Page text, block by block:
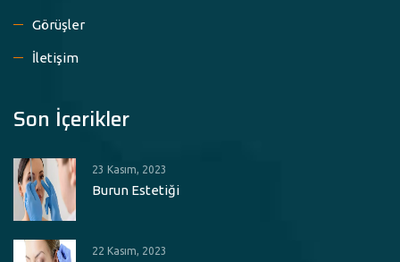
Görüşler
İletişim
Son İçerikler
23 Kasım, 2023
Burun Estetiği
22 Kasım, 2023